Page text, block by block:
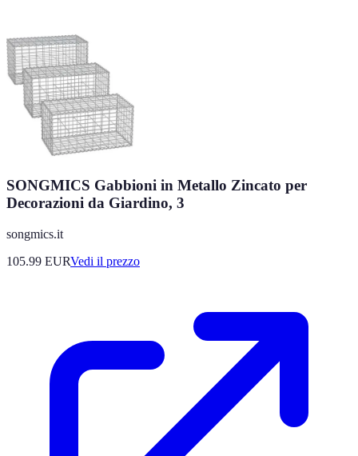
SONGMICS Gabbioni in Metallo Zincato per
Decorazioni da Giardino, 3
songmics.it
105.99 EURVedi il prezzo